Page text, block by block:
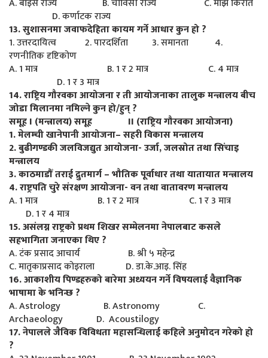
D. कर्णाटक राज्य
13. सुशासनमा जवाफदेहिता कायम गर्ने आधार कुन हो ?
1. उत्तरदायित्व 2. पारदर्शिता 3. समानता 4.
रणनीतिक दृष्टिकोण
A. 1 मात्र B. 1 र 2 मात्र C. 4 मात्र
D. 1 र 3 मात्र
14. राष्ट्रिय गौरवका आयोजना र ती आयोजनाका तालुक मन्त्रालय बीच
जोडा मिलानमा नमिल्ने कुन हो/हुन् ?
समूह I (मन्त्रालय) समूह II (राष्ट्रिय गौरवका आयोजना)
1. मेलम्ची खानेपानी आयोजना– सहरी विकास मन्त्रालय
2. बुढीगण्डकी जलविजद्युत आयोजना- उर्जा, जलस्रोत तथा सिंचाइ
मन्त्रालय
3. काठमाडौँ तराई द्रुतमार्ग – भौतिक पूर्वाधार तथा यातायात मन्त्रालय
4. राष्ट्रपति चुरे संरक्षण आयोजना- वन तथा वातावरण मन्त्रालय
A. 1 मात्र B. 1 र 2 मात्र C. 1 र 3 मात्र
D. 1 र 4 मात्र
15. असंलग्न राष्ट्रको प्रथम शिखर सम्मेलनमा नेपालबाट कसले
सहभागिता जनाएका थिए ?
A. टंक प्रसाद आचार्य B. श्री ५ महेन्द्र
C. मातृकाप्रसाद कोइराला D. डा.के.आइ. सिंह
16. आकाशीय पिण्डहरुको बारेमा अध्ययन गर्ने विषयलाई वैज्ञानिक
भाषामा के भनिन्छ ?
A. Astrology B. Astronomy C.
Archaeology D. Acoustilogy
17. नेपालले जैविक विविधता महासन्धिलाई कहिले अनुमोदन गरेको हो
?